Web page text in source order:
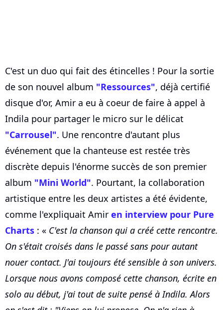
C'est un duo qui fait des étincelles ! Pour la sortie
de son nouvel album "Ressources", déjà certifié
disque d'or, Amir a eu à coeur de faire à appel à
Indila pour partager le micro sur le délicat
"Carrousel". Une rencontre d'autant plus
événement que la chanteuse est restée très
discrète depuis l'énorme succès de son premier
album "Mini World". Pourtant, la collaboration
artistique entre les deux artistes a été évidente,
comme l'expliquait Amir en interview pour Pure
Charts : « C'est la chanson qui a créé cette rencontre.
On s'était croisés dans le passé sans pour autant
nouer contact. J'ai toujours été sensible à son univers.
Lorsque nous avons composé cette chanson, écrite en
solo au début, j'ai tout de suite pensé à Indila. Alors